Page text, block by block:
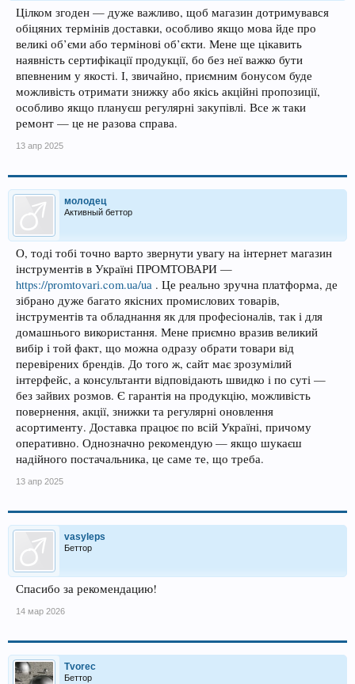
Цілком згоден — дуже важливо, щоб магазин дотримувався
обіцяних термінів доставки, особливо якщо мова йде про
великі об’єми або термінові об’єкти. Мене ще цікавить
наявність сертифікації продукції, бо без неї важко бути
впевненим у якості. І, звичайно, приємним бонусом буде
можливість отримати знижку або якісь акційні пропозиції,
особливо якщо плануєш регулярні закупівлі. Все ж таки
ремонт — це не разова справа.
13 апр 2025
молодец
Активный беттор
О, тоді тобі точно варто звернути увагу на інтернет магазин
інструментів в Україні ПРОМТОВАРИ —
https://prоmtоvаrі.cоm.uа/uа . Це реально зручна платформа, де
зібрано дуже багато якісних промислових товарів,
інструментів та обладнання як для професіоналів, так і для
домашнього використання. Мене приємно вразив великий
вибір і той факт, що можна одразу обрати товари від
перевірених брендів. До того ж, сайт має зрозумілий
інтерфейс, а консультанти відповідають швидко і по суті —
без зайвих розмов. Є гарантія на продукцію, можливість
повернення, акції, знижки та регулярні оновлення
асортименту. Доставка працює по всій Україні, причому
оперативно. Однозначно рекомендую — якщо шукаєш
надійного постачальника, це саме те, що треба.
13 апр 2025
vasyleps
Беттор
Спасибо за рекомендацию!
14 мар 2026
Tvorec
Беттор